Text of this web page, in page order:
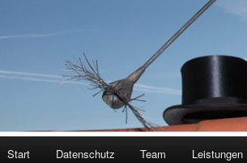
Start Datenschutz Team Leistungen